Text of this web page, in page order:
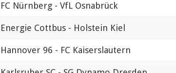
FC Nürnberg - VfL Osnabrück
Energie Cottbus - Holstein Kiel
Hannover 96 - FC Kaiserslautern